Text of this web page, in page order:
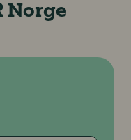
Norge